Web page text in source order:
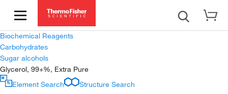
Biochemical Reagents
Carbohydrates
Sugar alcohols
Glycerol, 99+%, Extra Pure
Element Search
Structure Search